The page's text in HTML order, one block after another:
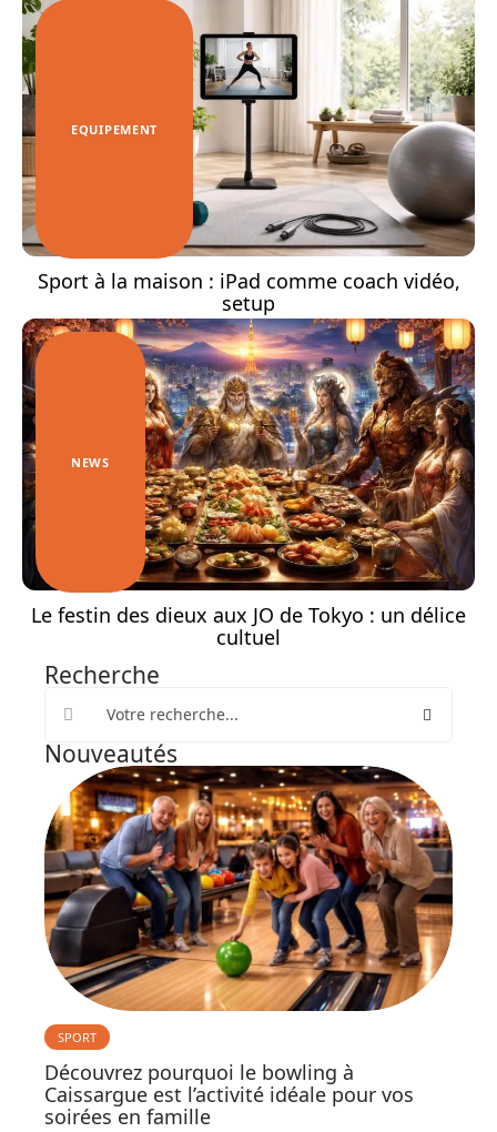
EQUIPEMENT
Sport à la maison : iPad comme coach vidéo,
setup
NEWS
Le festin des dieux aux JO de Tokyo : un délice
cultuel
Recherche
Nouveautés
SPORT
Découvrez pourquoi le bowling à
Caissargue est l’activité idéale pour vos
soirées en famille